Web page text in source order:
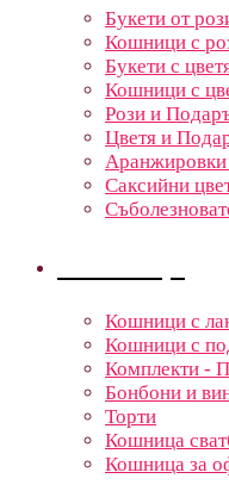
Букети от
Кошници с
Букети с
Кошници с
Рози и
Цветя и
Аранжировки
Саксийни
Кошници с
Кошници с
Комплекти -
Бонбони и
Торти
Кошница
Кошница за